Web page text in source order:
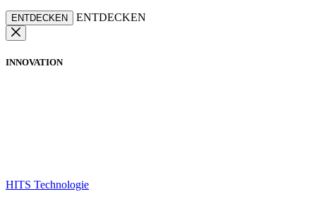
ENTDECKEN ENTDECKEN
INNOVATION
HITS Technologie